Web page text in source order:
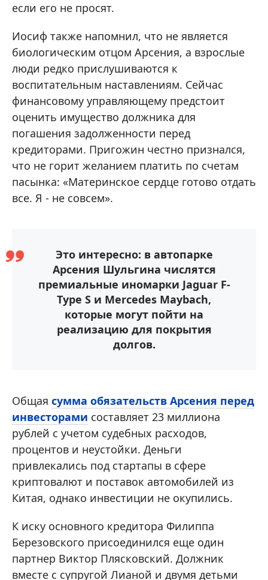
если его не просят.
Иосиф также напомнил, что не является
биологическим отцом Арсения, а взрослые
люди редко прислушиваются к
воспитательным наставлениям. Сейчас
финансовому управляющему предстоит
оценить имущество должника для
погашения задолженности перед
кредиторами. Пригожин честно признался,
что не горит желанием платить по счетам
пасынка: «Материнское сердце готово отдать
все. Я - не совсем».
Это интересно: в автопарке
Арсения Шульгина числятся
премиальные иномарки Jaguar F-
Type S и Mercedes Maybach,
которые могут пойти на
реализацию для покрытия
долгов.
Общая сумма обязательств Арсения перед
инвесторами составляет 23 миллиона
рублей с учетом судебных расходов,
процентов и неустойки. Деньги
привлекались под стартапы в сфере
криптовалют и поставок автомобилей из
Китая, однако инвестиции не окупились.
К иску основного кредитора Филиппа
Березовского присоединился еще один
партнер Виктор Плясковский. Должник
вместе с супругой Лианой и двумя детьми